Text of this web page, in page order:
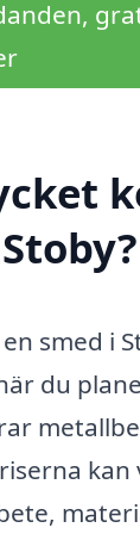
smed i
du